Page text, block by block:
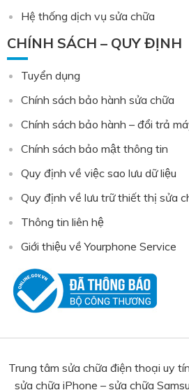
Hệ thống dịch vụ sửa chữa
CHÍNH SÁCH – QUY ĐỊNH
Tuyển dụng
Chính sách bảo hành sửa chữa
Chính sách bảo hành – đổi trả
Chính sách bảo mật thông tin
Quy định về việc sao lưu dữ liệu
Quy định về lưu trữ thiết thị sửa
Thông tin liên hệ
Giới thiệu về Yourphone Service
Trung tâm sửa chữa điện thoại uy
sửa chữa iPhone – sửa chữa